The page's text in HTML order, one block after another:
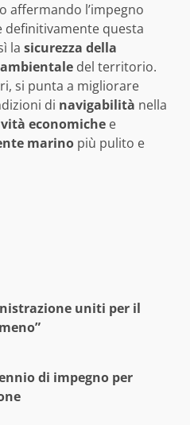
affermando l’impegno
definitivamente questa
la sicurezza della
del territorio.
si punta a migliorare
di navigabilità nella
economiche e
marino più pulito e
uniti per il
di impegno per